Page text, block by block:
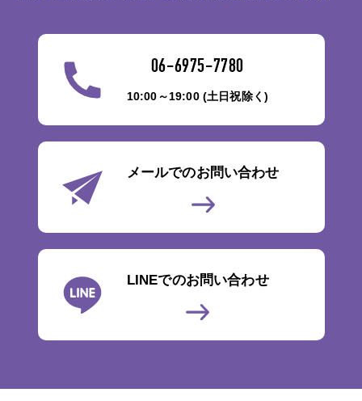
06-6975-7780
10:00～19:00 (土日祝除く)
メールでのお問い合わせ
LINEでのお問い合わせ